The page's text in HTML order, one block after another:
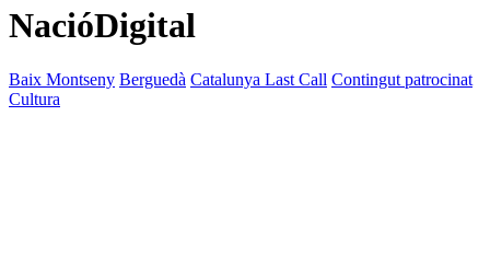
NacióDigital
Baix Montseny Berguedà Catalunya Last Call Contingut patrocinat
Cultura